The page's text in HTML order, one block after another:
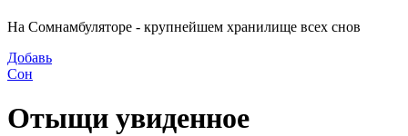
На Сомнамбуляторе - крупнейшем хранилище всех снов
Добавь
Сон
Отыщи увиденное